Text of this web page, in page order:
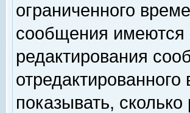
ограниченного
сообщения имеются
редактирования
показывать,